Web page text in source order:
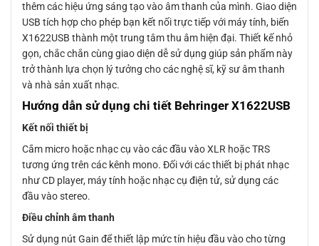
thêm các hiệu ứng sáng tạo vào âm thanh của mình. Giao diện
USB tích hợp cho phép bạn kết nối trực tiếp với máy tính, biến
X1622USB thành một trung tâm thu âm hiện đại. Thiết kế nhỏ
gọn, chắc chắn cùng giao diện dễ sử dụng giúp sản phẩm này
trở thành lựa chọn lý tưởng cho các nghệ sĩ, kỹ sư âm thanh
và nhà sản xuất nhạc.
Hướng dẫn sử dụng chi tiết Behringer X1622USB
Kết nối thiết bị
Cắm micro hoặc nhạc cụ vào các đầu vào XLR hoặc TRS
tương ứng trên các kênh mono. Đối với các thiết bị phát nhạc
như CD player, máy tính hoặc nhạc cụ điện tử, sử dụng các
đầu vào stereo.
Điều chỉnh âm thanh
Sử dụng nút Gain để thiết lập mức tín hiệu đầu vào cho từng